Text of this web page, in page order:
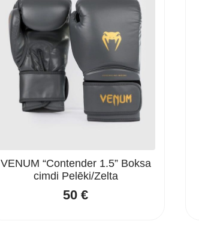
VENUM “Contender 1.5” Boksa
cimdi Pelēki/Zelta
50€